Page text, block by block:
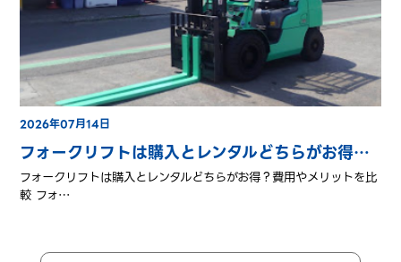
2026年07月14日
フォークリフトは購入とレンタルどちらがお得？費用とメリット比較
フォークリフトは購入とレンタルどちらがお得？費用やメリットを比
較 フォ…